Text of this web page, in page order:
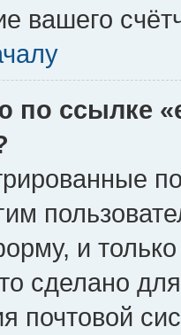
вашего
по ссылке
и
сделано
почтовой